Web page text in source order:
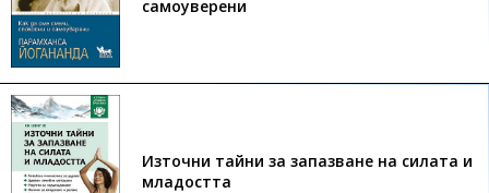
самоуверени
Източни тайни за запазване на силата и
младостта